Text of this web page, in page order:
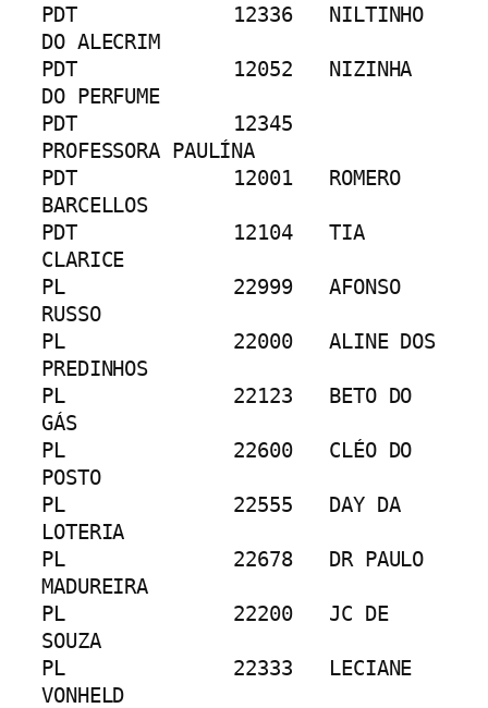
PDT		12336	NILTINHO
DO ALECRIM
PDT		12052	NIZINHA
DO PERFUME
PDT		12345
PROFESSORA PAULÍNA
PDT		12001	ROMERO
BARCELLOS
PDT		12104	TIA
CLARICE
PL		22999	AFONSO
RUSSO
PL		22000	ALINE DOS
PREDINHOS
PL		22123	BETO DO
GÁS
PL		22600	CLÉO DO
POSTO
PL		22555	DAY DA
LOTERIA
PL		22678	DR PAULO
MADUREIRA
PL		22200	JC DE
SOUZA
PL		22333	LECIANE
VONHELD